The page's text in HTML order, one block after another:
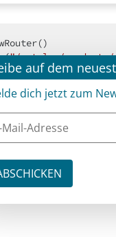
"/catalog/
über die
Pfadkomponenten
in Listing 6 auf die
auf dem
dich jetzt zum